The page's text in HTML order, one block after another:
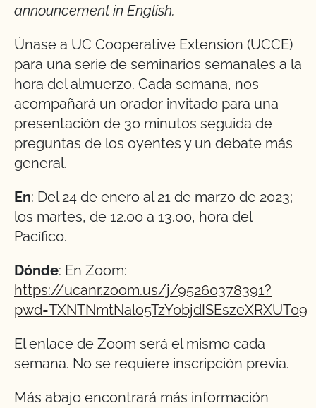
announcement in English.
Únase a UC Cooperative Extension (UCCE)
para una serie de seminarios semanales a la
hora del almuerzo. Cada semana, nos
acompañará un orador invitado para una
presentación de 30 minutos seguida de
preguntas de los oyentes y un debate más
general.
En: Del 24 de enero al 21 de marzo de 2023;
los martes, de 12.00 a 13.00, hora del
Pacífico.
Dónde: En Zoom:
https://ucanr.zoom.us/j/95260378391?
pwd=TXNTNmtNalo5TzY0bjdISEszeXRXUT09
El enlace de Zoom será el mismo cada
semana. No se requiere inscripción previa.
Más abajo encontrará más información